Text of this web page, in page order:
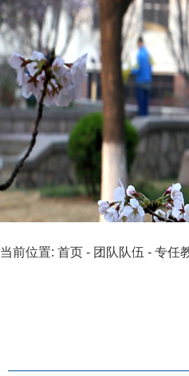
当前位置: 首页 - 团队队伍 - 专任